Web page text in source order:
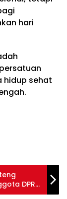
hari
hidup sehat
DPRD